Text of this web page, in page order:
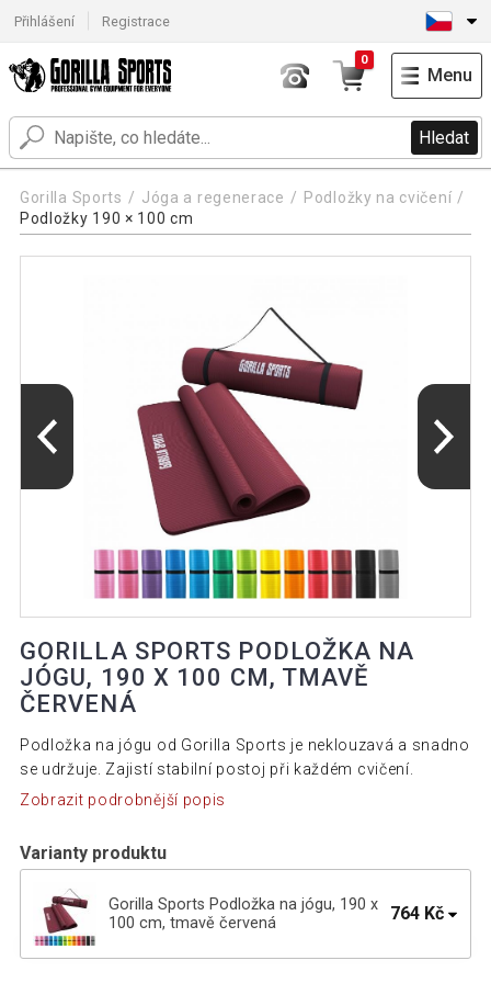
Přihlášení Registrace
Hledat
0
Menu
Gorilla Sports Jóga a regenerace
Podložky na cvičení
Podložky 190 × 100 cm
GORILLA SPORTS PODLOŽKA NA
JÓGU, 190 X 100 CM, TMAVĚ
ČERVENÁ
Podložka na jógu od Gorilla Sports je neklouzavá a snadno
se udržuje. Zajistí stabilní postoj při každém cvičení.
Zobrazit podrobnější popis
Varianty produktu
Gorilla Sports Podložka na jógu, 190 x
100 cm, tmavě červená
764 Kč